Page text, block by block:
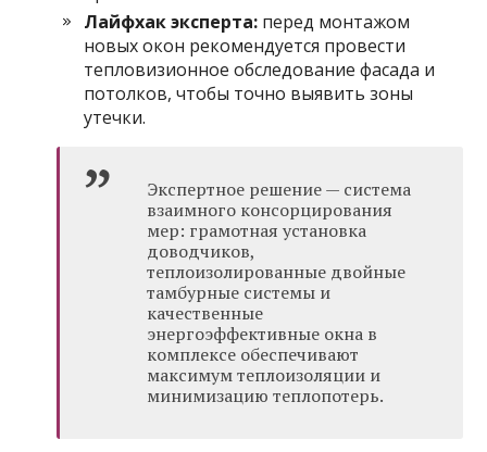
Лайфхак эксперта: перед монтажом
новых окон рекомендуется провести
тепловизионное обследование фасада и
потолков, чтобы точно выявить зоны
утечки.
Экспертное решение — система
взаимного консорцирования
мер: грамотная установка
доводчиков,
теплоизолированные двойные
тамбурные системы и
качественные
энергоэффективные окна в
комплексе обеспечивают
максимум теплоизоляции и
минимизацию теплопотерь.